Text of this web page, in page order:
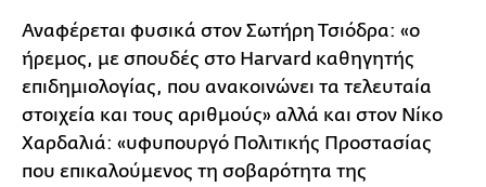
Αναφέρεται φυσικά στον Σωτήρη Τσιόδρα: «ο
ήρεμος, με σπουδές στο Harvard καθηγητής
επιδημιολογίας, που ανακοινώνει τα τελευταία
στοιχεία και τους αριθμούς» αλλά και στον Νίκο
Χαρδαλιά: «υφυπουργό Πολιτικής Προστασίας
που επικαλούμενος τη σοβαρότητα της